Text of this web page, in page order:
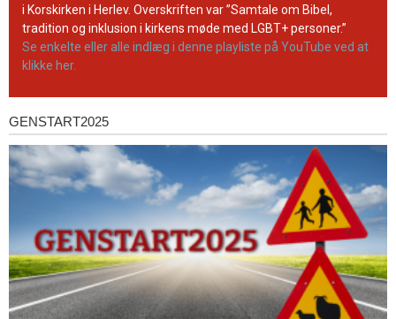
kanal
i Korskirken i Herlev. Overskriften var ”Samtale om Bibel,
tradition og inklusion i kirkens møde med LGBT+ personer.”
Se enkelte eller alle indlæg i denne playliste på YouTube ved at
klikke her.
Genstart2025
GENSTART2025